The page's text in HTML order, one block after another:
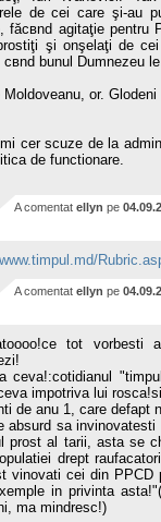
de cei care şi-au
făcвnd agitaţie pentru
şi оnşelaţi de
cвnd bunul Dumnezeu
Moldoveanu, or. Glodeni
cer scuze de la
de functionare.
A comentat ellyn pe
A comentat ellyn pe
tot vorbesti
ceva!:cotidianul
impotriva lui
de anu 1, care defapt
absurd sa
prost al tarii, asta se
drept
vinovati cei din
in privinta
ma mindresc!)